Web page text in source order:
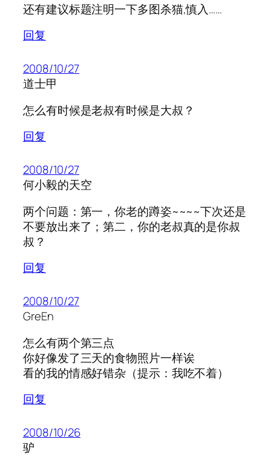
还有建议标题注明一下多图杀猫,慎入……
回复
2008/10/27
道士甲
怎么有时候是老叔有时候是大叔？
回复
2008/10/27
何小毅的天空
两个问题：第一，你老的蹲姿~~~~下次还是
不要放出来了；第二，你的老叔真的是你叔
叔？
回复
2008/10/27
GreEn
怎么有两个第三点
你好像发了三天的食物照片一样诶
看的我的情感好错杂（提示：我吃不着）
回复
2008/10/26
驴